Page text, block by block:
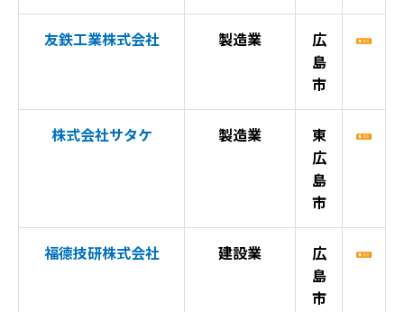
友鉄工業株式会社 製造業
広
島
市
株式会社サタケ 製造業
東
広
島
市
福德技研株式会社 建設業
広
島
市